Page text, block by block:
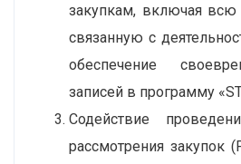
закупкам, включая
связанную с
обеспечение
записей в программу
Содействие
рассмотрения закупок